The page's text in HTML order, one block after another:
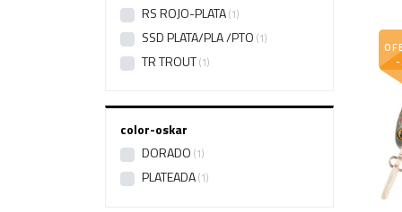
RS ROJO-PLATA 1
SSD PLATA/PLA /PTO 1
TR TROUT 1
color-oskar
DORADO 1
PLATEADA 1
-